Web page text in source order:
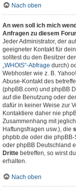
Nach oben
An wen soll ich mich
Anfragen zu diesem
Jeder Administrator, der
geeigneter Kontakt für
solltest du den Besitzer
„WHOIS“-Abfrage durch)
Webhoster wie z. B.
Abuse-Kontakt des
(phpBB.com) und phpBB
auf die Benutzung oder
dafür in keiner Weise zur
Kontaktiere daher nie
Zusammenhang mit
Haftungsfragen usw.), die
phpbb.de oder die
oder phpBB Deutschland
Dritte betreffen, so wirst
erhalten.
Nach oben